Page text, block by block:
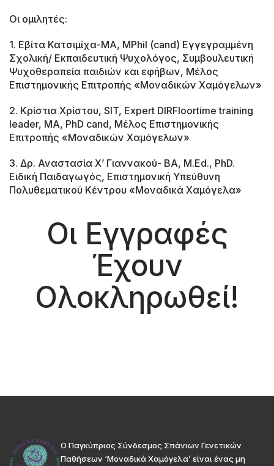
Οι ομιλητές:
1. Εβίτα Κατσιμίχα-MA, MPhil (cand) Εγγεγραμμένη
Σχολική/ Εκπαιδευτική Ψυχολόγος, Συμβουλευτική
Ψυχοθεραπεία παιδιών και εφήβων, Μέλος
Επιστημονικής Επιτροπής «Μοναδικών Χαμόγελων»
2. Κρίστια Χρίστου, SIT, Expert DIRFloortime training
leader, MA, PhD cand, Μέλος Επιστημονικής
Επιτροπής «Μοναδικών Χαμόγελων»
3. Δρ. Αναστασία Χ’ Γιαννακού- BA, M.Ed., PhD.
Ειδική Παιδαγωγός, Επιστημονική Υπεύθυνη
Πολυθεματικού Κέντρου «Μοναδικά Χαμόγελα»
Οι Εγγραφές
Έχουν
Ολοκληρωθεί!
Ο Παγκύπριος Σύνδεσμος Σπάνιων Γενετικών
Παθήσεων ‘Μοναδικά Χαμόγελα’ είναι ένας μη